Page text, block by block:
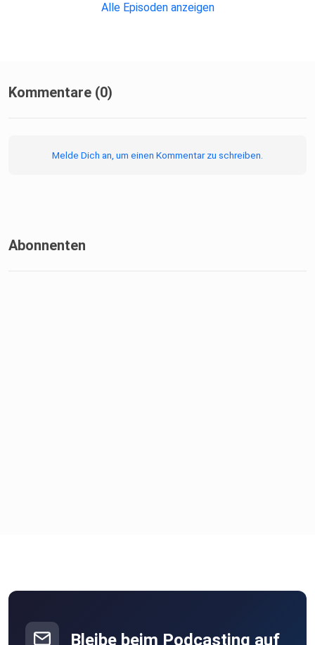
Alle Episoden anzeigen
Kommentare (0)
Melde Dich an, um einen Kommentar zu schreiben.
Abonnenten
Bleibe beim Podcasting auf